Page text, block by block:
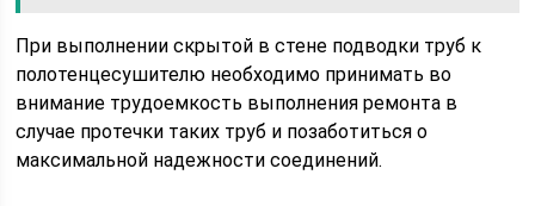
При выполнении скрытой в стене подводки труб к
полотенцесушителю необходимо принимать во
внимание трудоемкость выполнения ремонта в
случае протечки таких труб и позаботиться о
максимальной надежности соединений.